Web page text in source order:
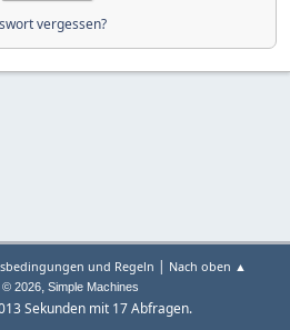
vergessen?
und Regeln | Nach oben ▲
© 2026, Simple Machines
Sekunden mit 17 Abfragen.